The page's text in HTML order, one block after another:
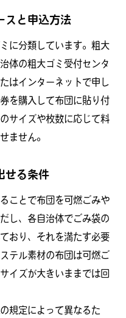
スと申込方法
に分類しています。粗大
体の粗大ゴミ受付センタ
はインターネットで申し
を購入して布団に貼り付
サイズや枚数に応じて料
ません。
せる条件
ことで布団を可燃ごみや
し、各自治体でごみ袋の
おり、それを満たす必要
テル素材の布団は可燃ご
イズが大きいままでは回
規定によって異なるた